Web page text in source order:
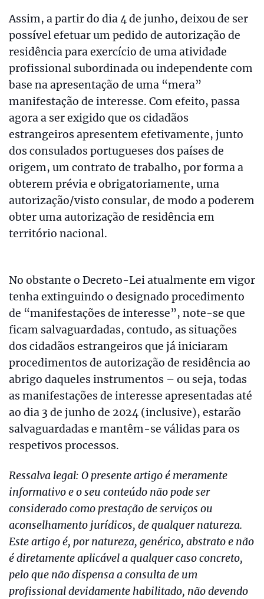
Assim, a partir do dia 4 de junho, deixou de ser
possível efetuar um pedido de autorização de
residência para exercício de uma atividade
profissional subordinada ou independente com
base na apresentação de uma “mera”
manifestação de interesse. Com efeito, passa
agora a ser exigido que os cidadãos
estrangeiros apresentem efetivamente, junto
dos consulados portugueses dos países de
origem, um contrato de trabalho, por forma a
obterem prévia e obrigatoriamente, uma
autorização/visto consular, de modo a poderem
obter uma autorização de residência em
território nacional.
No obstante o Decreto-Lei atualmente em vigor
tenha extinguindo o designado procedimento
de “manifestações de interesse”, note-se que
ficam salvaguardadas, contudo, as situações
dos cidadãos estrangeiros que já iniciaram
procedimentos de autorização de residência ao
abrigo daqueles instrumentos – ou seja, todas
as manifestações de interesse apresentadas até
ao dia 3 de junho de 2024 (inclusive), estarão
salvaguardadas e mantêm-se válidas para os
respetivos processos.
Ressalva legal: O presente artigo é meramente
informativo e o seu conteúdo não pode ser
considerado como prestação de serviços ou
aconselhamento jurídicos, de qualquer natureza.
Este artigo é, por natureza, genérico, abstrato e não
é diretamente aplicável a qualquer caso concreto,
pelo que não dispensa a consulta de um
profissional devidamente habilitado, não devendo